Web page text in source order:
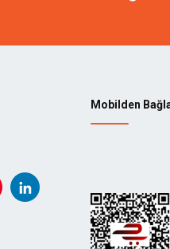
Mobilden